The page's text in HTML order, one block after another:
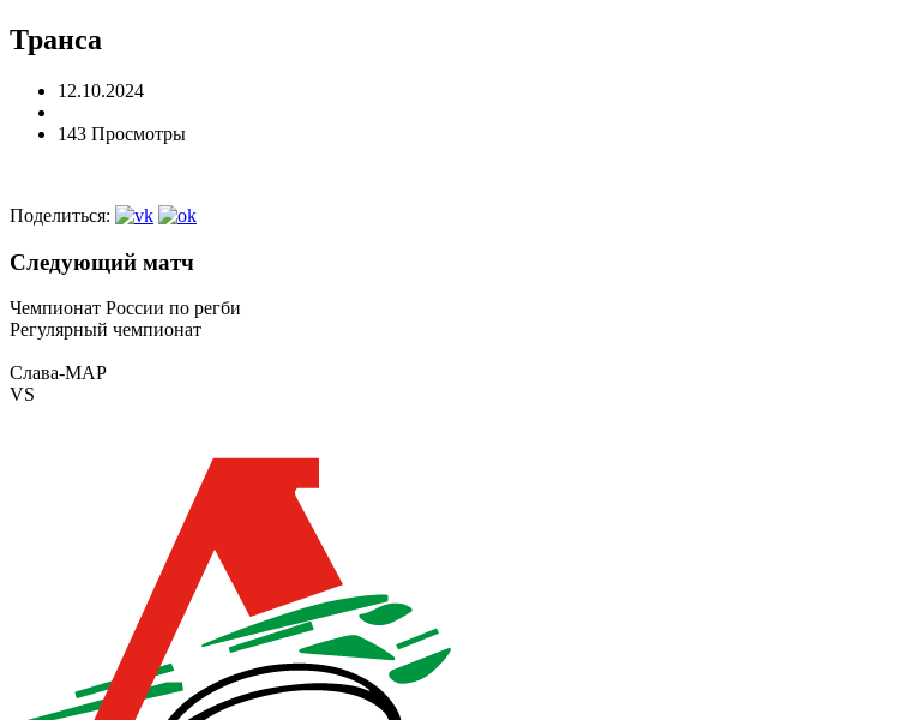
Транса
12.10.2024
143 Просмотры
Поделиться:
Следующий матч
Чемпионат России по регби
Регулярный чемпионат
Слава-МАР
VS